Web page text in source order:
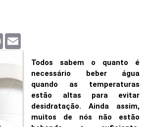
Print
Todos sabem o quanto é
necessário beber água
quando as temperaturas
estão altas para evitar
desidratação.Ainda assim,
muitos de nós não estão